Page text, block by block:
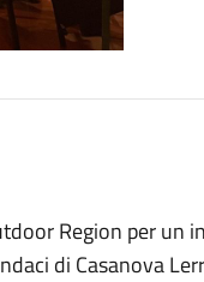
Region per un
di Casanova